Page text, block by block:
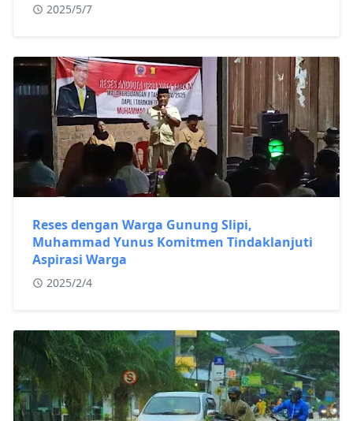
2025/5/7
Reses dengan Warga Gunung Slipi,
Muhammad Yunus Komitmen Tindaklanjuti
Aspirasi Warga
2025/2/4